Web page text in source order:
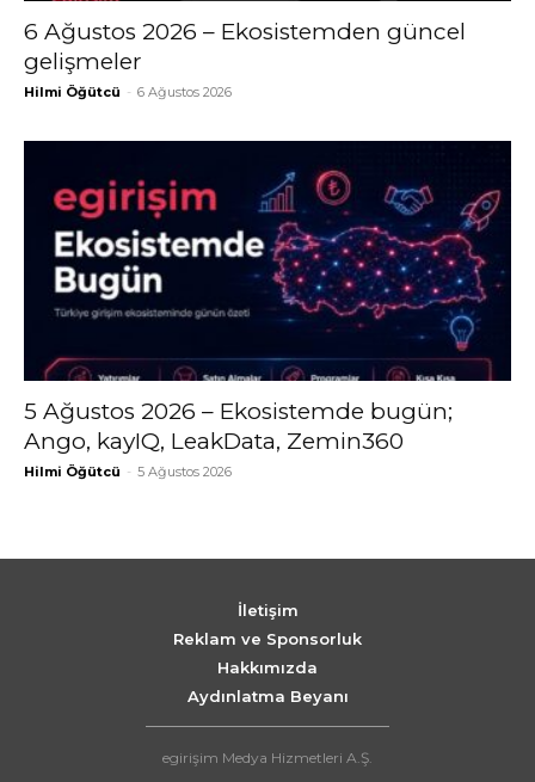
6 Ağustos 2026 – Ekosistemden güncel
gelişmeler
Hilmi Öğütcü - 6 Ağustos 2026
5 Ağustos 2026 – Ekosistemde bugün;
Ango, kayIQ, LeakData, Zemin360
Hilmi Öğütcü - 5 Ağustos 2026
İletişim
Reklam ve Sponsorluk
Hakkımızda
Aydınlatma Beyanı
egirişim Medya Hizmetleri A.Ş.